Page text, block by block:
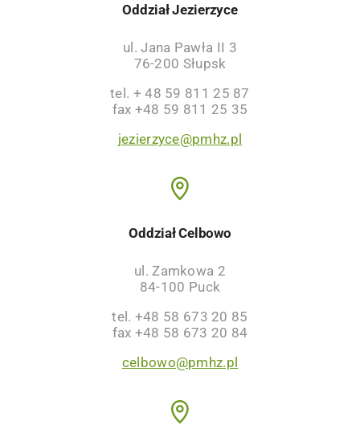
Oddział Jezierzyce
ul. Jana Pawła II 3
76-200 Słupsk
tel. + 48 59 811 25 87
fax +48 59 811 25 35
jezierzyce@pmhz.pl
Oddział Celbowo
ul. Zamkowa 2
84-100 Puck
tel. +48 58 673 20 85
fax +48 58 673 20 84
celbowo@pmhz.pl